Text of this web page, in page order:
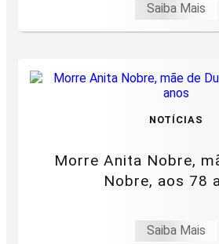
Saiba Mais
NOTÍCIAS
Morre Anita Nobre,
Nobre, aos 78
Saiba Mais